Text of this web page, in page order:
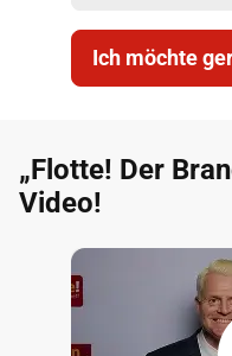
Ich möchte
„Flotte! Der
Video!